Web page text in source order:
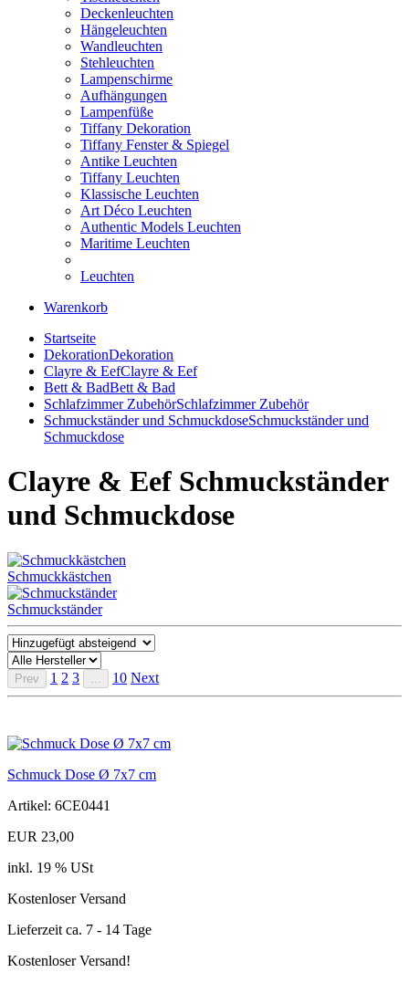
Deckenleuchten
Hängeleuchten
Wandleuchten
Stehleuchten
Lampenschirme
Aufhängungen
Lampenfüße
Tiffany Dekoration
Tiffany Fenster & Spiegel
Antike Leuchten
Tiffany Leuchten
Klassische Leuchten
Art Déco Leuchten
Authentic Models Leuchten
Maritime Leuchten
Leuchten
Warenkorb
Startseite
DekorationDekoration
Clayre & EefClayre & Eef
Bett & BadBett & Bad
Schlafzimmer ZubehörSchlafzimmer Zubehör
Schmuckständer und SchmuckdoseSchmuckständer und
Schmuckdose
Clayre & Eef Schmuckständer
und Schmuckdose
Schmuckkästchen
Schmuckständer
Prev 1 2 3 10 Next
Schmuck Dose Ø 7x7 cm
Artikel: 6CE0441
EUR 23,00
inkl. 19 % USt
Kostenloser Versand
Lieferzeit ca. 7 - 14 Tage
Kostenloser Versand!